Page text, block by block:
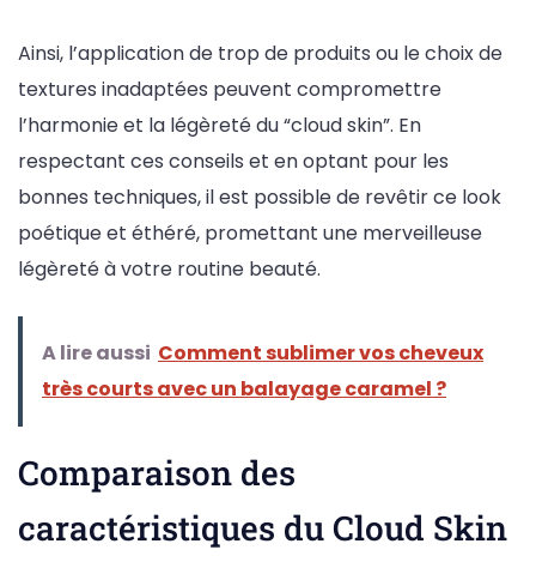
Ainsi, l’application de trop de produits ou le choix de
textures inadaptées peuvent compromettre
l’harmonie et la légèreté du “cloud skin”. En
respectant ces conseils et en optant pour les
bonnes techniques, il est possible de revêtir ce look
poétique et éthéré, promettant une merveilleuse
légèreté à votre routine beauté.
A lire aussi Comment sublimer vos cheveux
très courts avec un balayage caramel ?
Comparaison des
caractéristiques du Cloud Skin